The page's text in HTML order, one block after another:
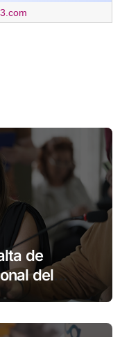
de
del
afuera a